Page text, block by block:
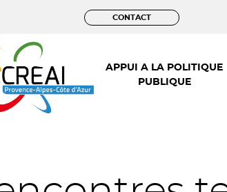
CONTACT
APPUI A LA POLITIQUE
PUBLIQUE